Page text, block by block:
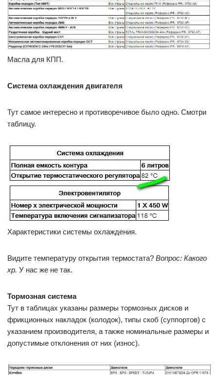
Масла для КПП.
Система охлаждения двигателя
Тут самое интересно и противоречивое было одно. Смотри
таблицу.
Характеристики системы охлаждения.
Видите температуру открытия термостата? Вопрос: Какого
хр. У нас же не так.
Тормозная система
Тут в таблицах указаны размеры тормозных дисков и
фрикционных накладок (колодок), типы скоб (суппортов) с
указанием производителя, а также номинальные размеры и
допустимые отклонения от них (износ).